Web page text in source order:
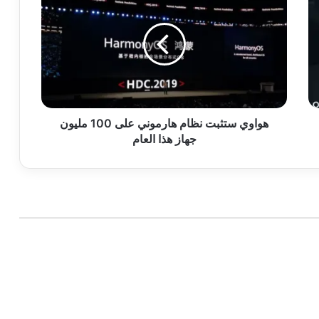
جهاز
هذا
هواوي ستثبت نظام هارموني على 100 مليون
جهاز هذا العام